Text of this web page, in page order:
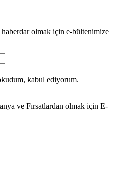
olmak için e-bültenimize
kabul ediyorum.
ve Fırsatlardan olmak için E-